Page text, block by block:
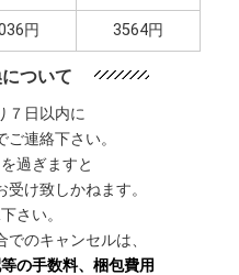
円 3564円
ついて
７日以内に
連絡下さい。
過ぎますと
け致しかねます。
さい。
のキャンセルは、
の手数料、梱包費用